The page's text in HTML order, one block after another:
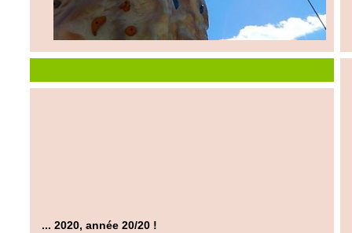
... 2020, année 20/20 !